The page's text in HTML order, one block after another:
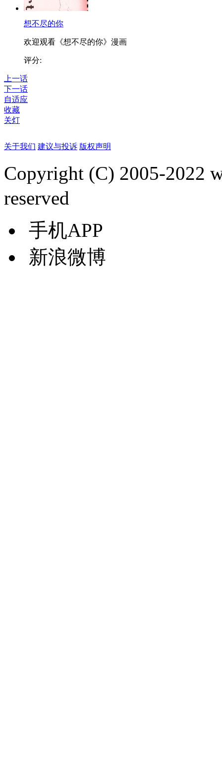
想不尽的你
欢迎观看《想不尽的你》漫画
评分:
上一话
下一话
自适应
收藏
关灯
关于我们 建议与投诉 版权声明
Copyright (C) 2005-2022
reserved
手机APP
新浪微博